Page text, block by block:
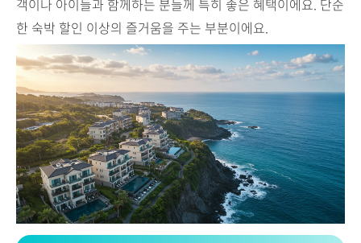
객이나 아이들과 함께하는 분들께 특히 좋은 혜택이에요. 단순
한 숙박 할인 이상의 즐거움을 주는 부분이에요.